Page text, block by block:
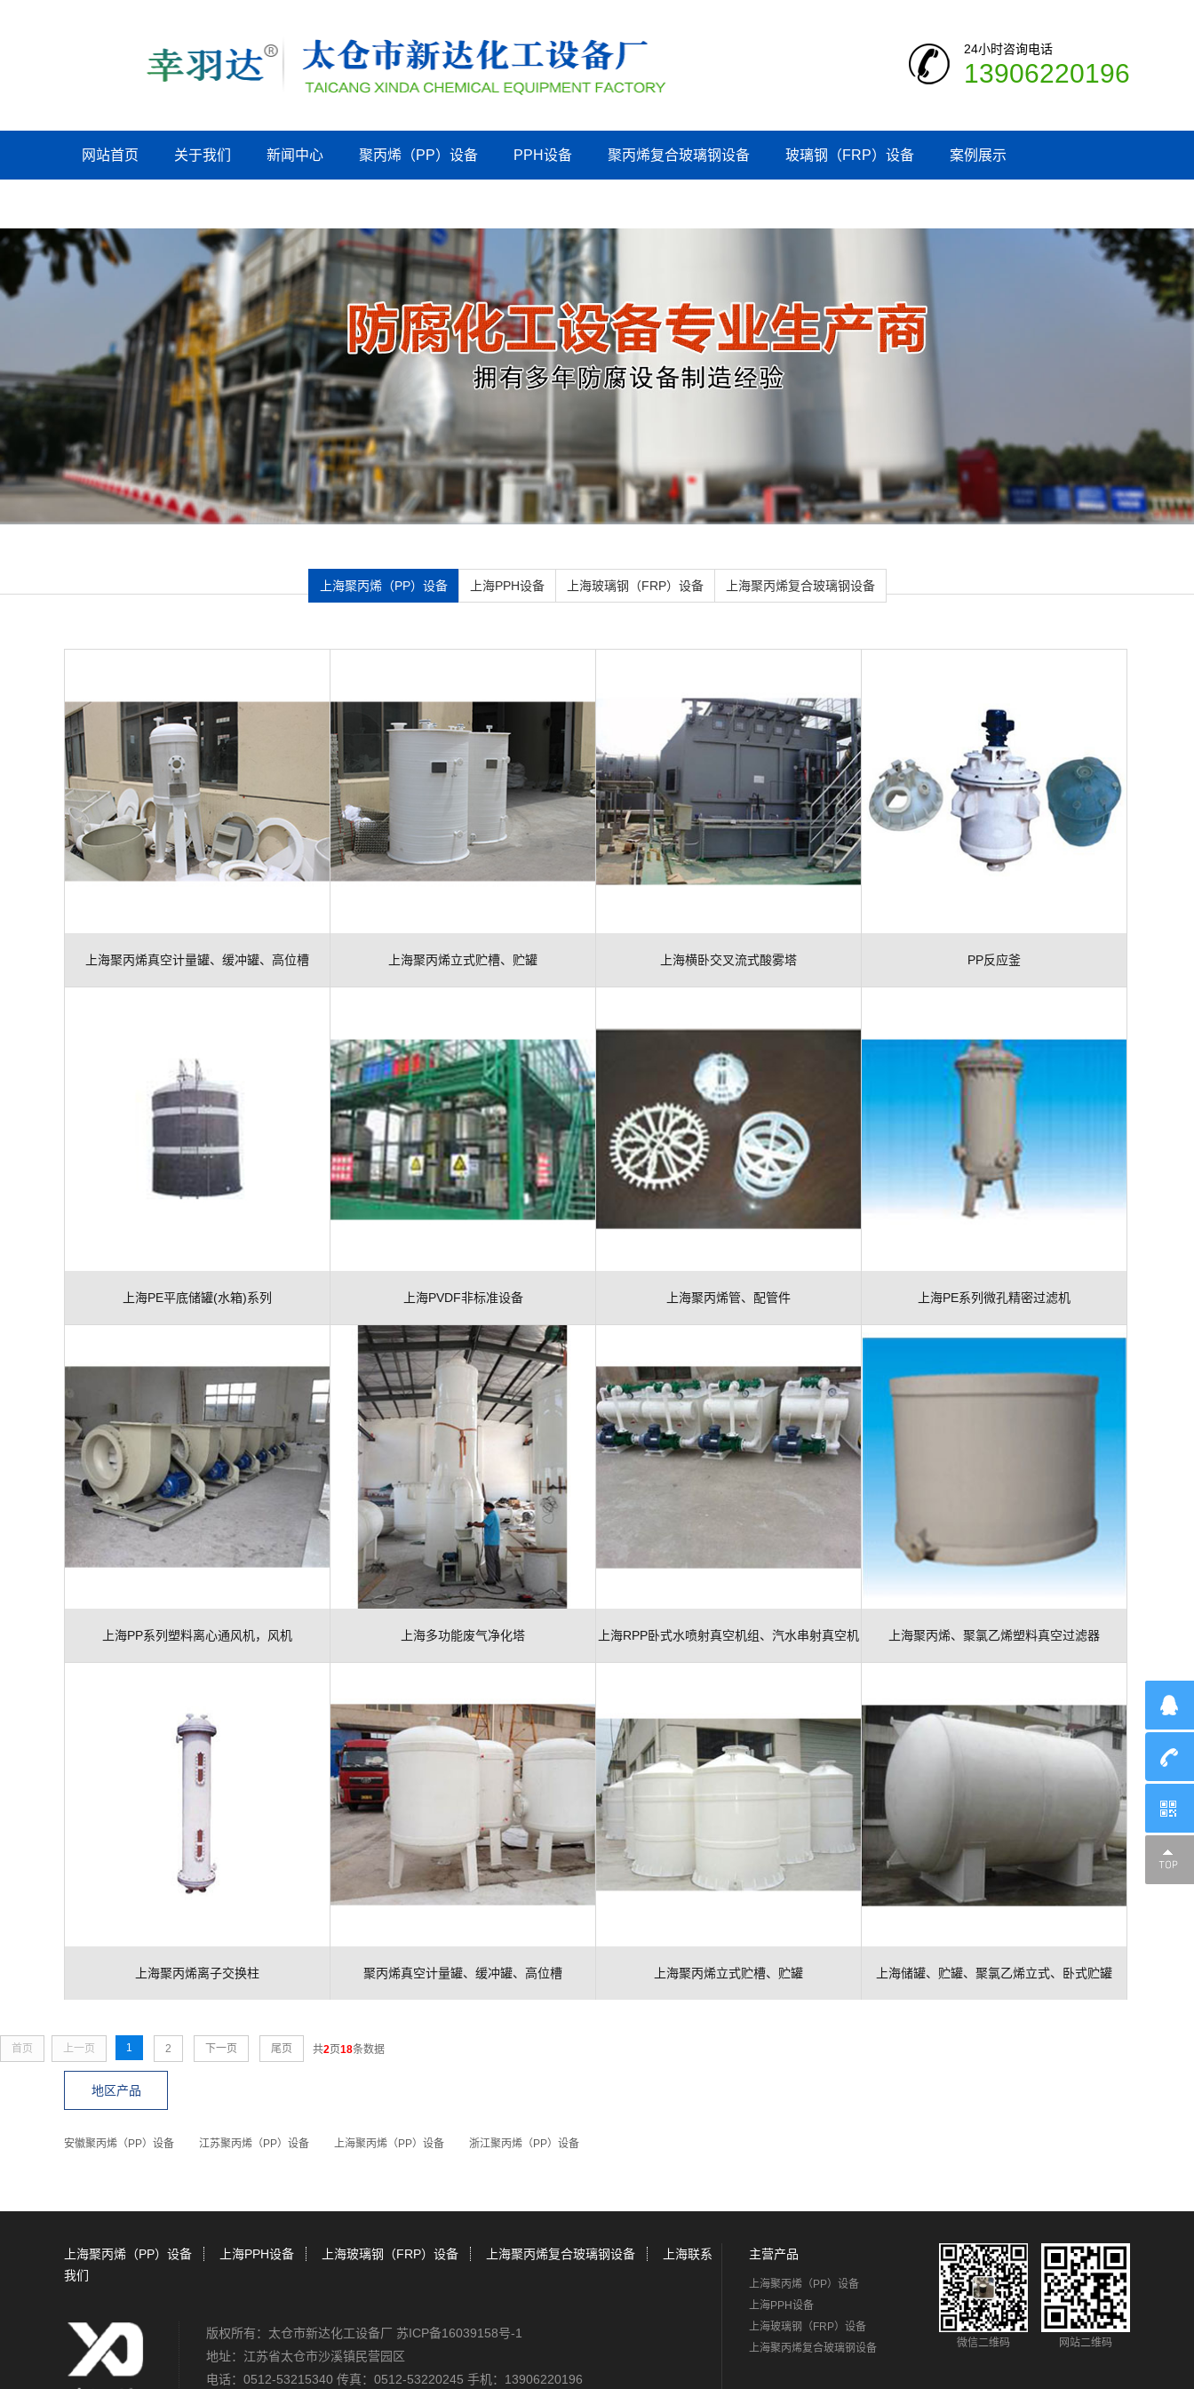
24小时咨询电话
13906220196
网站首页 关于我们 新闻中心 聚丙烯（PP）设备 PPH设备 聚丙烯复合玻璃钢设备 玻璃钢（FRP）设备 案例展示
上海聚丙烯（PP）设备 上海PPH设备 上海玻璃钢（FRP）设备 上海聚丙烯复合玻璃钢设备
上海聚丙烯真空计量罐、缓冲罐、高位槽 上海聚丙烯立式贮槽、贮罐 上海横卧交叉流式酸雾塔 PP反应釜
上海PE平底储罐(水箱)系列 上海PVDF非标准设备 上海聚丙烯管、配管件 上海PE系列微孔精密过滤机
上海PP系列塑料离心通风机，风机 上海多功能废气净化塔 上海RPP卧式水喷射真空机组、汽水串射真空机 上海聚丙烯、聚氯乙烯塑料真空过滤器
上海聚丙烯离子交换柱 聚丙烯真空计量罐、缓冲罐、高位槽 上海聚丙烯立式贮槽、贮罐 上海储罐、贮罐、聚氯乙烯立式、卧式贮罐
首页 上一页 1 2 下一页 尾页 共2页18条数据
地区产品
安徽聚丙烯（PP）设备 江苏聚丙烯（PP）设备 上海聚丙烯（PP）设备 浙江聚丙烯（PP）设备
上海聚丙烯（PP）设备 上海PPH设备 上海玻璃钢（FRP）设备 上海聚丙烯复合玻璃钢设备
上海联系
我们
版权所有：太仓市新达化工设备厂 苏ICP备16039158号-1
地址：江苏省太仓市沙溪镇民营园区
电话：0512-53215340 传真：0512-53220245 手机：13906220196
主营产品
上海聚丙烯（PP）设备
上海PPH设备
上海玻璃钢（FRP）设备
上海聚丙烯复合玻璃钢设备
微信二维码 网站二维码